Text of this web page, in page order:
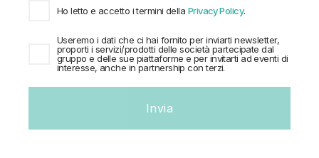
tecnologia c’è e i costi delle autovetture sono
Ho letto e accetto i termini della Privacy Policy.
Useremo i dati che ci hai fornito per inviarti newsletter,
proporti i servizi/prodotti delle società partecipate dal
gruppo e delle sue piattaforme e per invitarti ad eventi di
interesse, anche in partnership con terzi.
Invia